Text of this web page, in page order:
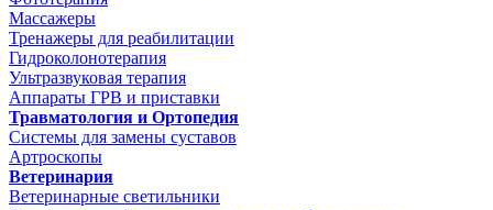
Массажеры
Тренажеры для реабилитации
Гидроколонотерапия
Ультразвуковая терапия
Аппараты ГРВ и приставки
Травматология и Ортопедия
Системы для замены суставов
Артроскопы
Ветеринария
Ветеринарные светильники